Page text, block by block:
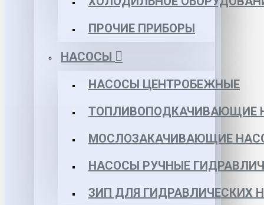
ПРОЧИЕ ПРИБОРЫ
НАСОСЫ
НАСОСЫ ЦЕНТРОБЕЖНЫЕ
ТОПЛИВОПОДКАЧИВАЮЩИЕ
МОСЛОЗАКАЧИВАЮЩИЕ
НАСОСЫ РУЧНЫЕ
ЗИП ДЛЯ ГИДРАВЛИЧЕСКИХ